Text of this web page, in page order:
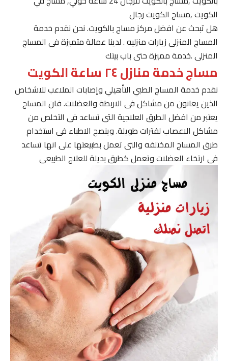
الكويت ,مساج الكويت رجال
هل تبحث عن افضل مركز مساج بالكويت. نحن نقدم خدمة
المساج المنزلى زيارات منزليه . لدينا عمالة متميزة فى المساج
المنزلى .خدمة مميزة حتى باب بيتك
مساج خدمة منازل ٢٤ ساعة الكويت
نقدم خدمة المساج الطبي التأهيلي وإصابات الملاعب للاشخاص
الذين يعانون من مشاكل فى الاربطة والعضلات. فان المساج
يعتبر من افضل الطرق العلاجية التى تساعد فى التخلص من
مشاكل الاعصاب لفترات طويلة. وينصح الاطباء فى استخدام
طرق المساج المختلفه والتى تعمل بطبيعتها على انها تساعد
فى ارتخاء العضلات وتعمل كطرق بديلة للعلاج الطبيعى